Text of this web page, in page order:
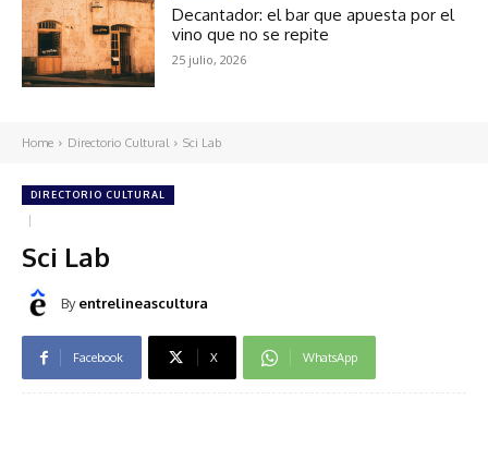
Decantador: el bar que apuesta por el
vino que no se repite
25 julio, 2026